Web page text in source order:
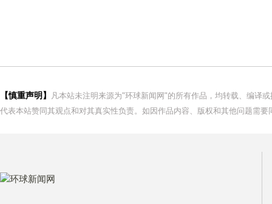
【慎重声明】
凡本站未注明来源为"环球新闻网"的所有作品，均转载、编译
代表本站赞同其观点和对其真实性负责。如因作品内容、版权和其他问题需